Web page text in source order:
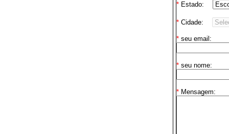
*Estado:
*Cidade:
*seu email:
*seu nome:
*Mensagem: